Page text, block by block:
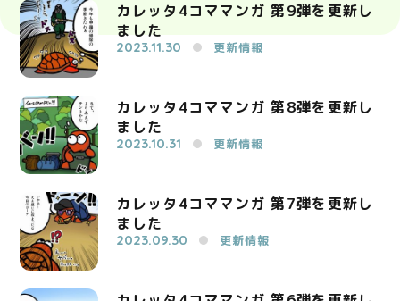
カレッタ4コママンガ 第9弾を更新し
ました
2023.11.30 更新情報
カレッタ4コママンガ 第8弾を更新し
ました
2023.10.31 更新情報
カレッタ4コママンガ 第7弾を更新し
ました
2023.09.30 更新情報